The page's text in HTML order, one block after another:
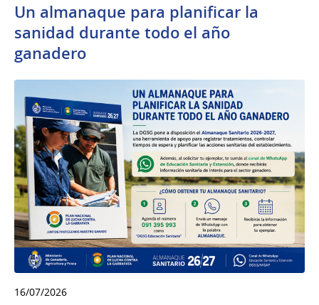
Un almanaque para planificar la
sanidad durante todo el año
ganadero
16/07/2026